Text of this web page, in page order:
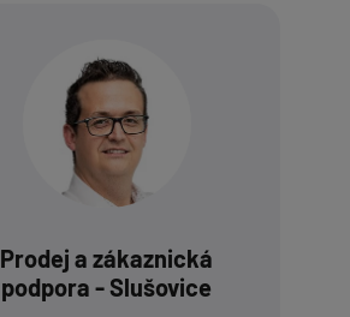
Prodej a zákaznická
podpora - Slušovice